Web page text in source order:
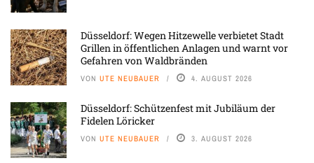
Düsseldorf: Wegen Hitzewelle verbietet Stadt
Grillen in öffentlichen Anlagen und warnt vor
Gefahren von Waldbränden
VON UTE NEUBAUER 4. AUGUST 2026
Düsseldorf: Schützenfest mit Jubiläum der
Fidelen Löricker
VON UTE NEUBAUER 3. AUGUST 2026